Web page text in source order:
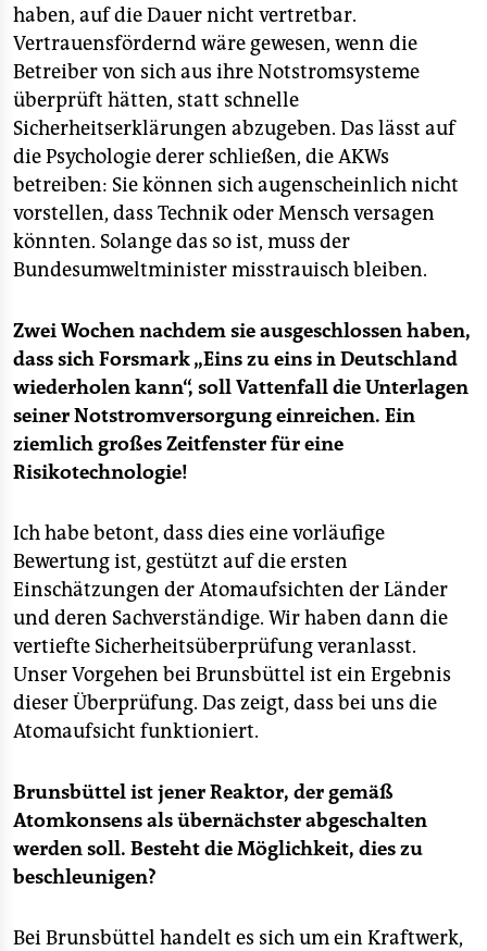
haben, auf die Dauer nicht vertretbar.
Vertrauensfördernd wäre gewesen, wenn die
Betreiber von sich aus ihre Notstromsysteme
überprüft hätten, statt schnelle
Sicherheitserklärungen abzugeben. Das lässt auf
die Psychologie derer schließen, die AKWs
betreiben: Sie können sich augenscheinlich nicht
vorstellen, dass Technik oder Mensch versagen
könnten. Solange das so ist, muss der
Bundesumweltminister misstrauisch bleiben.
Zwei Wochen nachdem sie ausgeschlossen haben,
dass sich Forsmark „Eins zu eins in Deutschland
wiederholen kann“, soll Vattenfall die Unterlagen
seiner Notstromversorgung einreichen. Ein
ziemlich großes Zeitfenster für eine
Risikotechnologie!
Ich habe betont, dass dies eine vorläufige
Bewertung ist, gestützt auf die ersten
Einschätzungen der Atomaufsichten der Länder
und deren Sachverständige. Wir haben dann die
vertiefte Sicherheitsüberprüfung veranlasst.
Unser Vorgehen bei Brunsbüttel ist ein Ergebnis
dieser Überprüfung. Das zeigt, dass bei uns die
Atomaufsicht funktioniert.
Brunsbüttel ist jener Reaktor, der gemäß
Atomkonsens als übernächster abgeschalten
werden soll. Besteht die Möglichkeit, dies zu
beschleunigen?
Bei Brunsbüttel handelt es sich um ein Kraftwerk,